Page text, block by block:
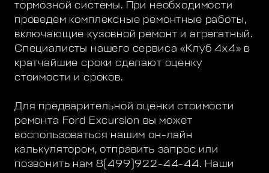
тормозной системы. При необходимости
проведем комплексные ремонтные работы,
включающие кузовной ремонт и агрегатный.
Специалисты нашего сервиса «Клуб 4х4» в
кратчайшие сроки сделают оценку
стоимости и сроков.
Для предварительной оценки стоимости
ремонта Ford Excursion вы может
воспользоваться нашим он-лайн
калькулятором, отправить запрос или
позвонить нам 8(499)922-44-44. Наши